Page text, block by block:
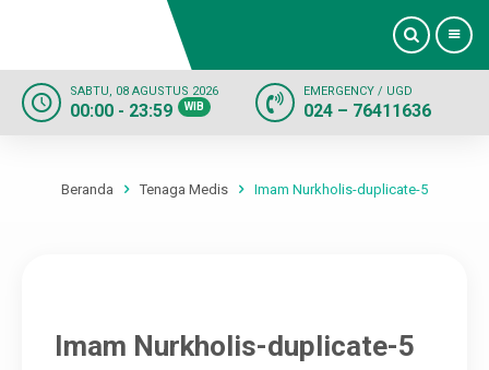
Profil
Fasilitas
SABTU, 08 AGUSTUS 2026
00:00 - 23:59 WIB
EMERGENCY / UGD
024 – 76411636
Beranda Tenaga Medis Imam Nurkholis-duplicate-5
Imam Nurkholis-duplicate-5